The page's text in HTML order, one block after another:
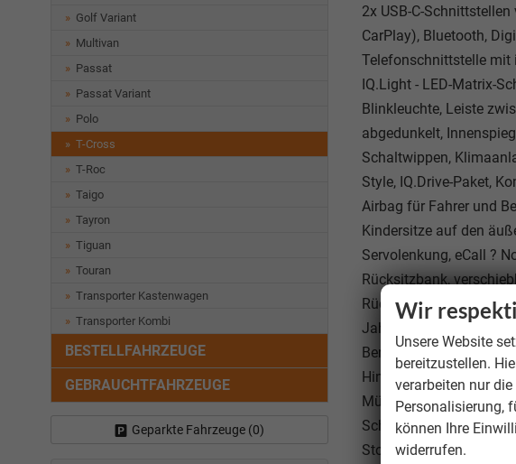
2x USB-C-
CarPlay), Bluetooth,
Telefonschnittstelle mit
IQ.Light - LED-Matrix-
Blinkleuchte, Leiste
abgedunkelt,
Schaltwippen,
Style, IQ.Drive-Paket,
Airbag für Fahrer und
Kindersitze auf den
Servolenkung, eCall ?
Rücksitzbank,
Rücksitzplätze in Stoff
Jahre im Anschluss an
Berganfahrassistent,
Hindernissen im Front-
Müdigkeitserkennung,
Schlüsselloses
Stopp-System mit
Golf Variant
Multivan
Passat
Passat Variant
Polo
T-Cross
T-Roc
Taigo
Tayron
Tiguan
Touran
Transporter Kastenwagen
Transporter Kombi
BESTELLFAHRZEUGE
GEBRAUCHTFAHRZEUGE
Geparkte Fahrzeuge (0)
Wir
Unsere Website
bereitzustellen.
verarbeiten nur
Personalisierung,
können Ihre
widerrufen.